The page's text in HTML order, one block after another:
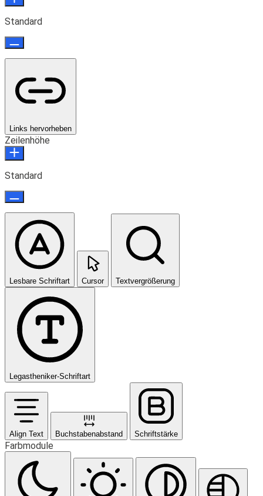
Standard
Links hervorheben
Zeilenhöhe
Standard
Lesbare Schriftart Cursor Textvergrößerung
Legastheniker-Schriftart
Align Text Buchstabenabstand Schriftstärke
Farbmodule